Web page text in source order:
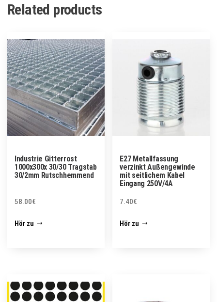
Related products
Industrie Gitterrost
1000x300x 30/30 Tragstab
30/2mm Rutschhemmend
58.00€
Hör zu
E27 Metallfassung
verzinkt Außengewinde
mit seitlichem Kabel
Eingang 250V/4A
7.40€
Hör zu